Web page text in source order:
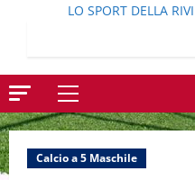
LO SPORT DELLA
Menu
principale
Calcio a 5 Maschile